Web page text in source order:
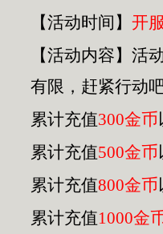
【活动时间】 开
【活动内容】活
有限，赶紧行动
累计充值300金币
累计充值500金币
累计充值800金币
累计充值1000金